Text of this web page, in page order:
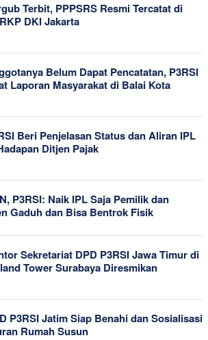
Terbit, PPPSRS Resmi Tercatat di
DKI Jakarta
Belum Dapat Pencatatan, P3RSI
Laporan Masyarakat di Balai Kota
Beri Penjelasan Status dan Aliran IPL
Ditjen Pajak
P3RSI: Naik IPL Saja Pemilik dan
Gaduh dan Bisa Bentrok Fisik
Sekretariat DPD P3RSI Jawa Timur di
Tower Surabaya Diresmikan
P3RSI Jatim Siap Benahi dan Sosialisasi
Rumah Susun